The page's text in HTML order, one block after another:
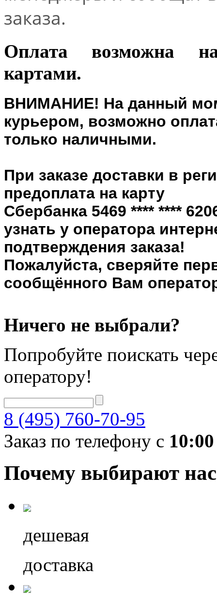
заказа.
Оплата возможна
картами.
ВНИМАНИЕ! На данный
курьером, возможно
только наличными.
При заказе доставки в
предоплата на карту
Сбербанка 5469 **** ****
узнать у оператора
подтверждения заказа!
Пожалуйста, сверяйте
сообщённого Вам
Ничего не выбрали?
Попробуйте поискать
оператору!
8 (495) 760-70-95
Заказ по телефону с 10:00
Почему выбирают нас
дешевая
доставка